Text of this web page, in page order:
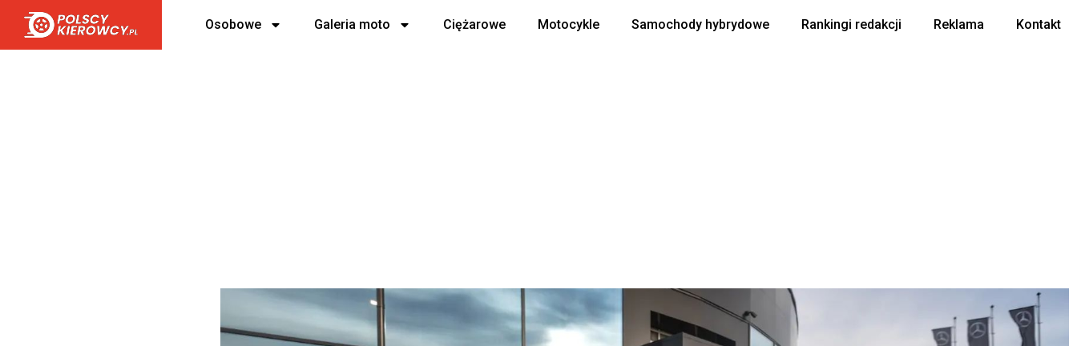
Osobowe Galeria moto Ciężarowe Motocykle Samochody hybrydowe Rankingi redakcji Reklama Kontakt